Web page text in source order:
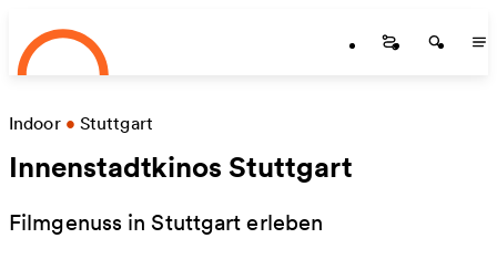
Zum Hauptinhalt springen
Startseite
Indoor • Stuttgart
Innenstadtkinos Stuttgart
Filmgenuss in Stuttgart erleben